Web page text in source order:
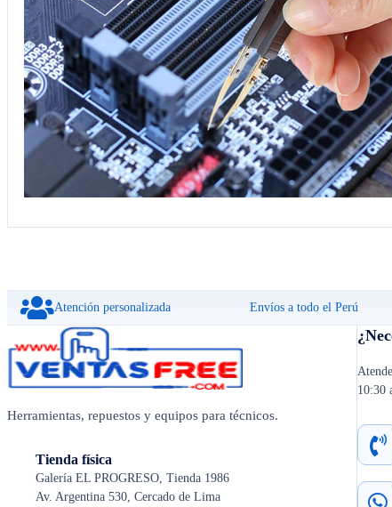
Atención personalizada Envíos a todo el Perú
Herramientas, repuestos y equipos para técnicos.
Tienda física
Galería EL PROGRESO, Tienda 1986
Av. Argentina 530, Cercado de Lima
10:30